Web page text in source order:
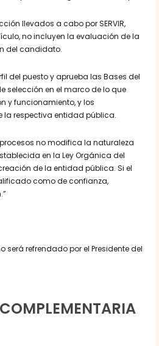
llevados a cabo por SERVIR,
no incluyen la evaluación de la
del candidato.
del puesto y aprueba las Bases del
selección en el marco de lo que
y funcionamiento, y los
la respectiva entidad pública.
no modifica la naturaleza
en la Ley Orgánica del
de la entidad pública. Si el
como de confianza,
será refrendado por el Presidente del